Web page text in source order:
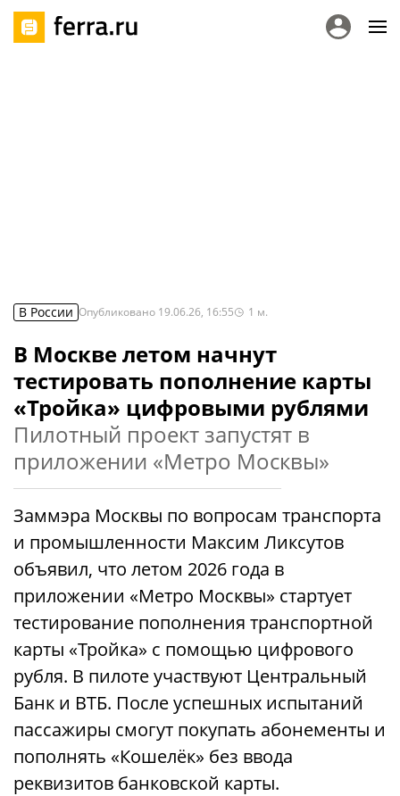
В России Опубликовано 19.06.26, 16:55 1 м.
В Москве летом начнут
тестировать пополнение карты
«Тройка» цифровыми рублями
Пилотный проект запустят в
приложении «Метро Москвы»
Заммэра Москвы по вопросам транспорта
и промышленности Максим Ликсутов
объявил, что летом 2026 года в
приложении «Метро Москвы» стартует
тестирование пополнения транспортной
карты «Тройка» с помощью цифрового
рубля. В пилоте участвуют Центральный
Банк и ВТБ. После успешных испытаний
пассажиры смогут покупать абонементы и
пополнять «Кошелёк» без ввода
реквизитов банковской карты.